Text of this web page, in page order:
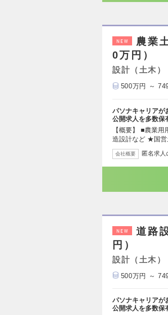
NEW
農業
0万円）
設計（土木）
500万円 ～
パソナキャリアが
公開求人を多数
【概要】 ■農業
造設計など ★国営
会社概要 匿名求人
NEW
道路
円）
設計（土木）
500万円 ～
パソナキャリアが
公開求人を多数